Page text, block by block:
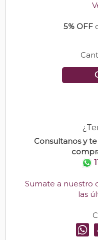
5% OFF
Consultanos y
Sumate a nuestro
las